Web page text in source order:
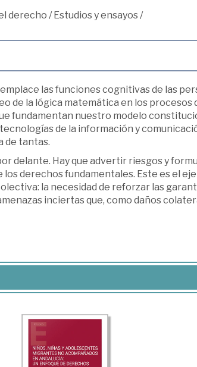
derecho /Estudios y ensayos/
las funciones cognitivas de las
de la lógica matemática en los procesos
fundamentan nuestro modelo
de la información y
de tantas.
delante. Hay que advertir riesgos y
derechos fundamentales. Este es el
la necesidad de reforzar las
inciertas que, como daños